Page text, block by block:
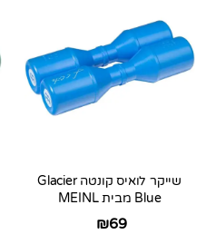
שייקר לואיס קונטה Glacier
Blue מבית MEINL
₪69